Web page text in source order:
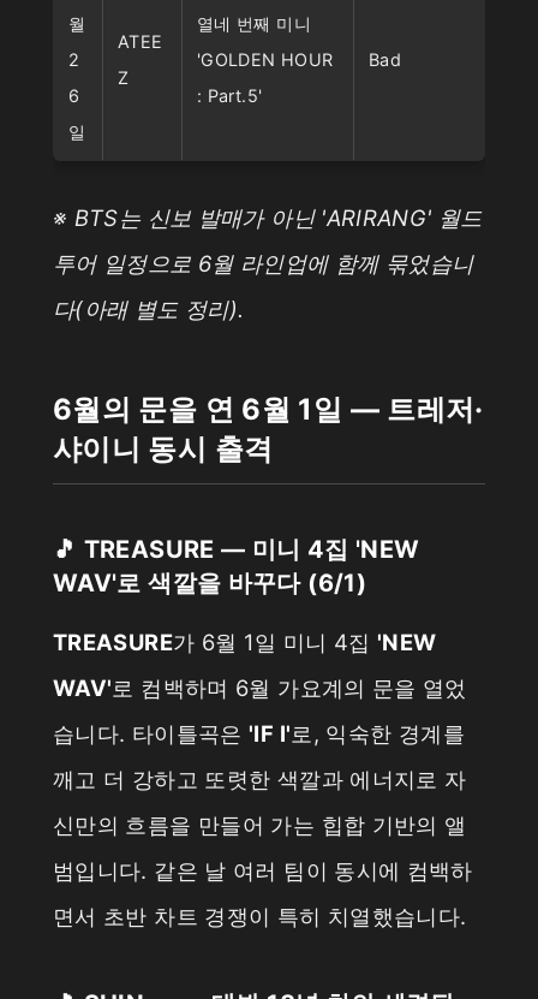
월
2
6
일
ATEE
Z
열네 번째 미니
'GOLDEN HOUR
: Part.5'
Bad
※ BTS는 신보 발매가 아닌 'ARIRANG' 월드
투어 일정으로 6월 라인업에 함께 묶었습니
다(아래 별도 정리).
6월의 문을 연 6월 1일 — 트레저·
샤이니 동시 출격
🎵 TREASURE — 미니 4집 'NEW
WAV'로 색깔을 바꾸다 (6/1)
TREASURE가 6월 1일 미니 4집 'NEW
WAV'로 컴백하며 6월 가요계의 문을 열었
습니다. 타이틀곡은 'IF I'로, 익숙한 경계를
깨고 더 강하고 또렷한 색깔과 에너지로 자
신만의 흐름을 만들어 가는 힙합 기반의 앨
범입니다. 같은 날 여러 팀이 동시에 컴백하
면서 초반 차트 경쟁이 특히 치열했습니다.